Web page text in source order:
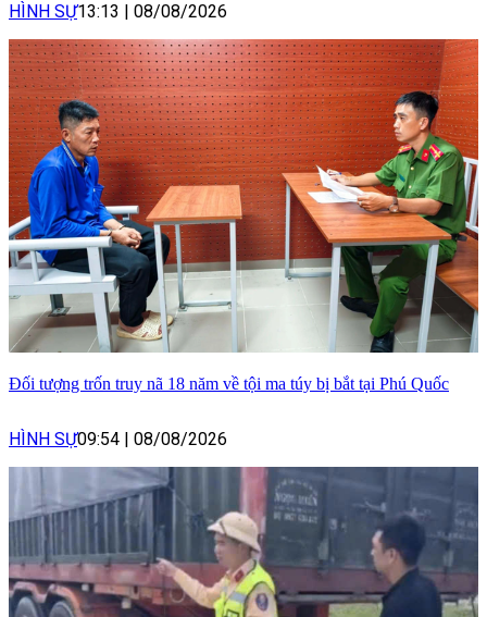
HÌNH SỰ13:13 08/08/2026
Đối tượng trốn truy nã 18 năm về tội ma túy bị bắt tại Phú Quốc
HÌNH SỰ09:54 08/08/2026